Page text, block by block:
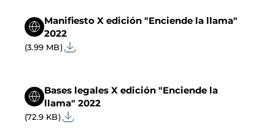
Manifiesto X edición "Enciende la llama"
2022
(3.99 MB)
Bases legales X edición "Enciende la
llama" 2022
(72.9 KB)